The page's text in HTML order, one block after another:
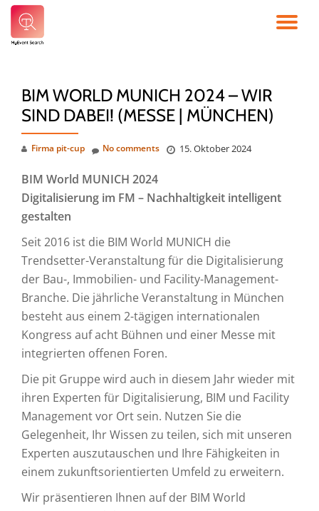
Skip
BIM WORLD MUNICH 2024 – WIR
SIND DABEI! (MESSE | MÜNCHEN)
Firma pit-cup 15. Oktober 2024
No comments
BIM World MUNICH 2024
Digitalisierung im FM – Nachhaltigkeit intelligent
gestalten
Seit 2016 ist die BIM World MUNICH die
Trendsetter-Veranstaltung für die Digitalisierung
der Bau-, Immobilien- und Facility-Management-
Branche. Die jährliche Veranstaltung in München
besteht aus einem 2-tägigen internationalen
Kongress auf acht Bühnen und einer Messe mit
integrierten offenen Foren.
Die pit Gruppe wird auch in diesem Jahr wieder mit
ihren Experten für Digitalisierung, BIM und Facility
Management vor Ort sein. Nutzen Sie die
Gelegenheit, Ihr Wissen zu teilen, sich mit unseren
Experten auszutauschen und Ihre Fähigkeiten in
einem zukunftsorientierten Umfeld zu erweitern.
Wir präsentieren Ihnen auf der BIM World